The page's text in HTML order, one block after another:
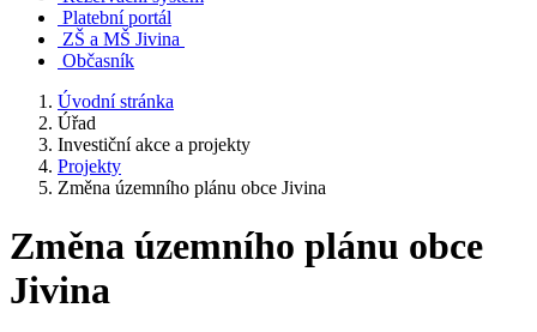
Platební portál
ZŠ a MŠ Jivina
Občasník
Úvodní stránka
Úřad
Investiční akce a projekty
Projekty
Změna územního plánu obce Jivina
Změna územního plánu obce
Jivina